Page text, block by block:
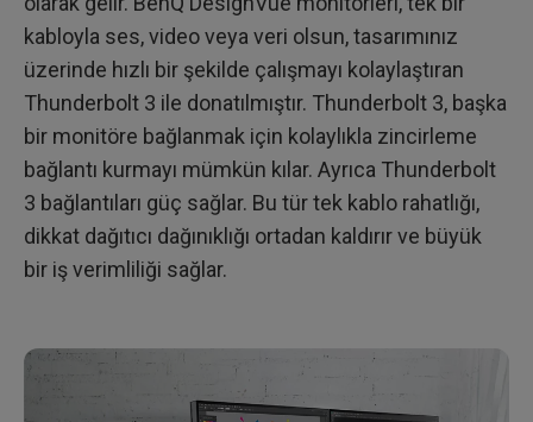
kabloyla ses, video veya veri olsun, tasarımınız
üzerinde hızlı bir şekilde çalışmayı kolaylaştıran
Thunderbolt 3 ile donatılmıştır. Thunderbolt 3, başka
bir monitöre bağlanmak için kolaylıkla zincirleme
bağlantı kurmayı mümkün kılar. Ayrıca Thunderbolt
3 bağlantıları güç sağlar. Bu tür tek kablo rahatlığı,
dikkat dağıtıcı dağınıklığı ortadan kaldırır ve büyük
bir iş verimliliği sağlar.